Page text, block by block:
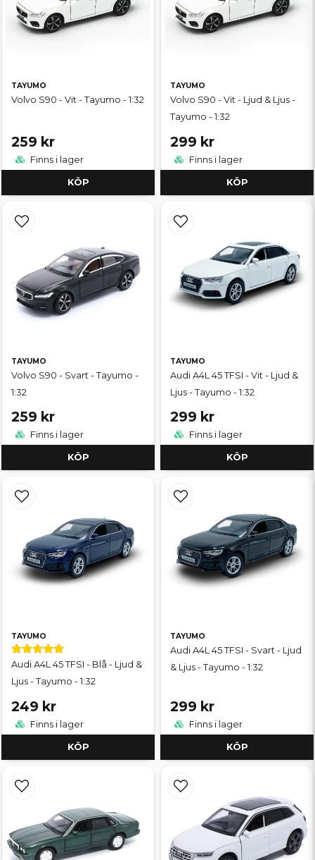
TAYUMO
Volvo S90 - Vit - Tayumo - 1:32
259 kr
Finns i lager
KÖP
TAYUMO
Volvo S90 - Vit - Ljud & Ljus -
Tayumo - 1:32
299 kr
Finns i lager
KÖP
TAYUMO
Volvo S90 - Svart - Tayumo -
1:32
259 kr
Finns i lager
KÖP
TAYUMO
Audi A4L 45 TFSI - Vit - Ljud &
Ljus - Tayumo - 1:32
299 kr
Finns i lager
KÖP
TAYUMO
Audi A4L 45 TFSI - Blå - Ljud &
Ljus - Tayumo - 1:32
249 kr
Finns i lager
KÖP
TAYUMO
Audi A4L 45 TFSI - Svart - Ljud
& Ljus - Tayumo - 1:32
299 kr
Finns i lager
KÖP